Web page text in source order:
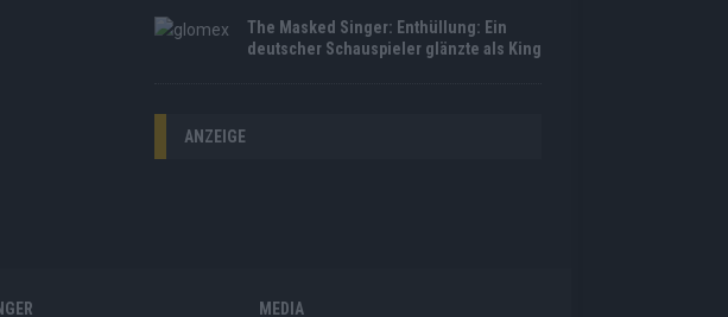
The Masked Singer: Enthüllung: Ein
deutscher Schauspieler glänzte als King
ANZEIGE
MEDIA